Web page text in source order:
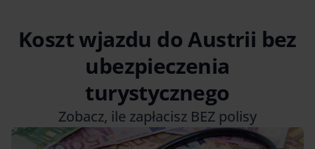
Koszt wjazdu do Austrii bez
ubezpieczenia
turystycznego
Zobacz, ile zapłacisz BEZ polisy